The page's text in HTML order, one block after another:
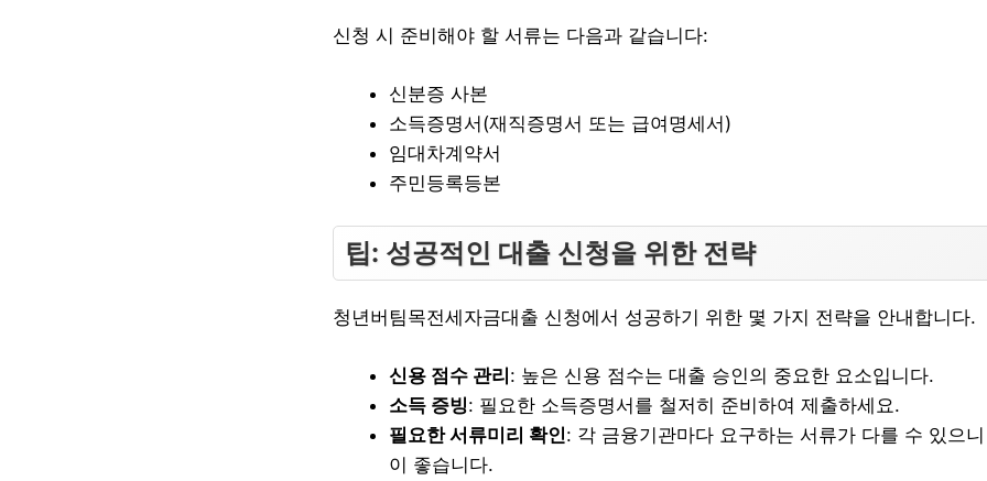
신청 시 준비해야 할 서류는 다음과 같습니다:
신분증 사본
소득증명서(재직증명서 또는 급여명세서)
임대차계약서
주민등록등본
팁: 성공적인 대출 신청을 위한 전략
청년버팀목전세자금대출 신청에서 성공하기 위한 몇 가지 전략을 안내합니다.
신용 점수 관리: 높은 신용 점수는 대출 승인의 중요한 요소입니다.
소득 증빙: 필요한 소득증명서를 철저히 준비하여 제출하세요.
필요한 서류미리 확인: 각 금융기관마다 요구하는 서류가 다를 수 있으
이 좋습니다.